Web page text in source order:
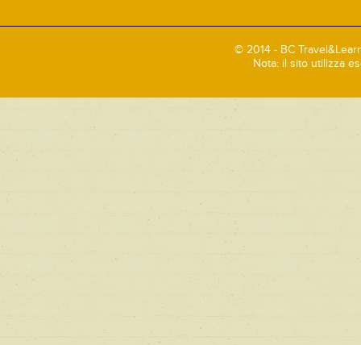
© 2014 - BC
Nota: il sito utilizza